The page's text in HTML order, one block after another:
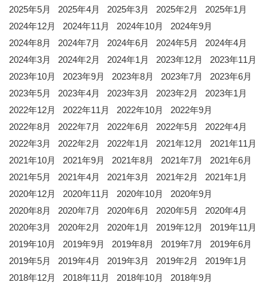
2025年5月
2025年4月 2025年3月 2025年2月
2025年1月
2024年12月
2024年11月 2024年10月
2024年9月
2024年8月
2024年7月 2024年6月 2024年5月
2024年4月
2024年3月
2024年2月 2024年1月 2023年12月
2023年11月
2023年10月
2023年9月 2023年8月 2023年7月
2023年6月
2023年5月
2023年4月 2023年3月 2023年2月
2023年1月
2022年12月
2022年11月 2022年10月
2022年9月
2022年8月
2022年7月 2022年6月 2022年5月
2022年4月
2022年3月
2022年2月 2022年1月 2021年12月
2021年11月
2021年10月
2021年9月 2021年8月 2021年7月
2021年6月
2021年5月
2021年4月 2021年3月 2021年2月
2021年1月
2020年12月
2020年11月 2020年10月
2020年9月
2020年8月
2020年7月 2020年6月 2020年5月
2020年4月
2020年3月
2020年2月 2020年1月 2019年12月
2019年11月
2019年10月
2019年9月 2019年8月 2019年7月
2019年6月
2019年5月
2019年4月 2019年3月 2019年2月
2019年1月
2018年12月
2018年11月 2018年10月
2018年9月